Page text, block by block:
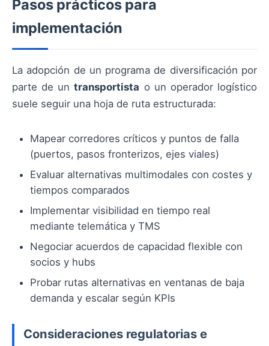
Pasos prácticos para
implementación
La adopción de un programa de diversificación por
parte de untransportista o un operador logístico
suele seguir una hoja de ruta estructurada:
Mapear corredores críticos y puntos de falla
(puertos, pasos fronterizos, ejes viales)
Evaluar alternativas multimodales con costes y
tiempos comparados
Implementar visibilidad en tiempo real
mediante telemática y TMS
Negociar acuerdos de capacidad flexible con
socios y hubs
Probar rutas alternativas en ventanas de baja
demanda y escalar según KPIs
Consideraciones regulatorias e